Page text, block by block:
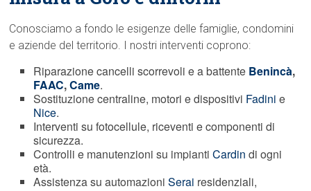
Conosciamo a fondo le esigenze delle famiglie, condomini
e aziende del territorio. I nostri interventi coprono:
Riparazione cancelli scorrevoli e a battente Benincà,
FAAC,Came.
Sostituzione centraline, motori e dispositivi Fadini e
Nice.
Interventi su fotocellule, riceventi e componenti di
sicurezza.
Controlli e manutenzioni su impiantiCardin di ogni
età.
Assistenza su automazioniSerai residenziali,